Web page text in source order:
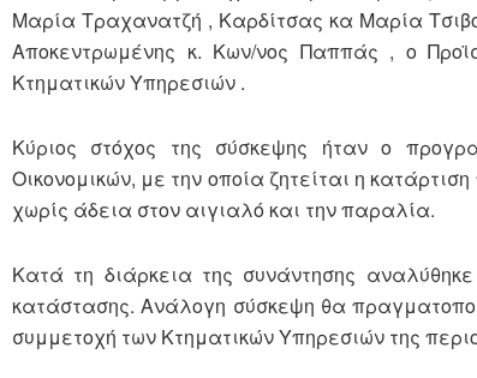
Μαρία Τραχανατζή , Καρδίτσας κα Μαρία
Αποκεντρωμένης κ. Κων/νος Παππάς , ο
Κτηματικών Υπηρεσιών .
Κύριος στόχος της σύσκεψης ήταν ο
Οικονομικών, με την οποία ζητείται η
χωρίς άδεια στον αιγιαλό και την παραλία.
Κατά τη διάρκεια της συνάντησης
κατάστασης. Ανάλογη σύσκεψη θα
συμμετοχή των Κτηματικών Υπηρεσιών της